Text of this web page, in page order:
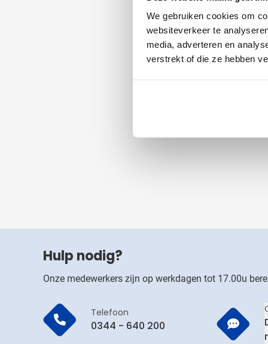
We gebruiken cookies om
websiteverkeer te
media, adverteren en
verstrekt of die ze hebben
vanaf
Hulp nodig?
Onze medewerkers zijn op werkdagen tot 17.00u
Telefoon
0344 - 640 200